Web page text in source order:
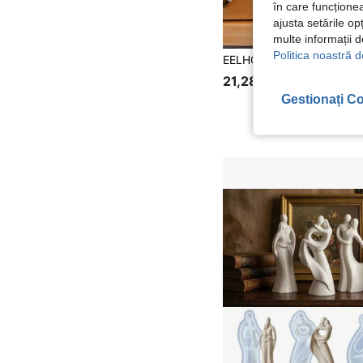
21,28Lei
în care
ajusta setările
multe informații
Politica noastră
Gestionați